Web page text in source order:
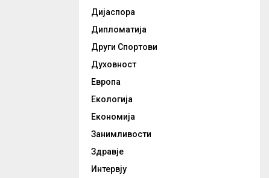
Дијаспора
Дипломатија
Други Спортови
Духовност
Европа
Екологија
Економија
Занимливости
Здравје
Интервју